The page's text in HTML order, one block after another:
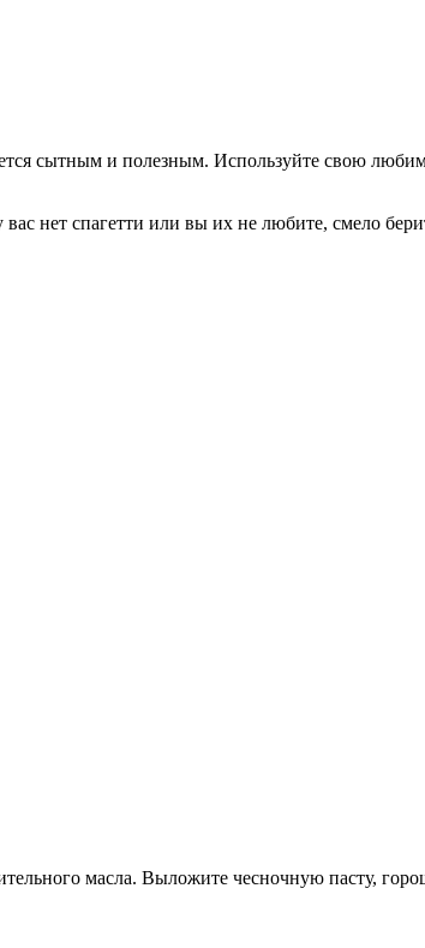
сытным и полезным. Используйте свою
нет спагетти или вы их не любите, смело
масла. Выложите чесночную пасту,